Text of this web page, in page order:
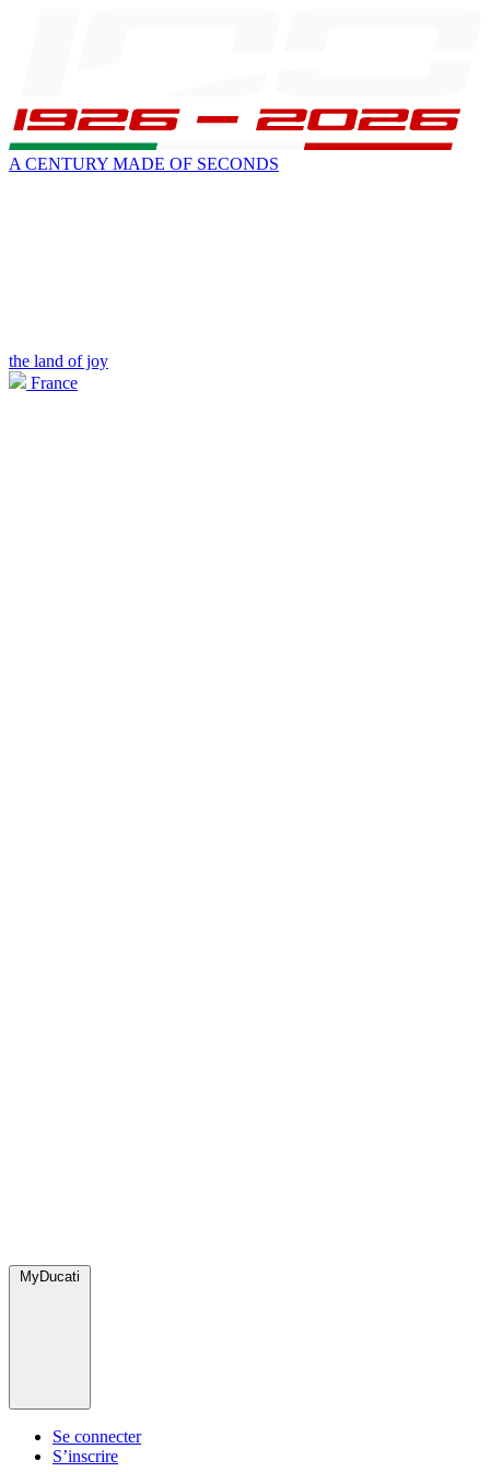
A CENTURY MADE OF SECONDS
the land of joy
France
MyDucati
Se connecter
S’inscrire